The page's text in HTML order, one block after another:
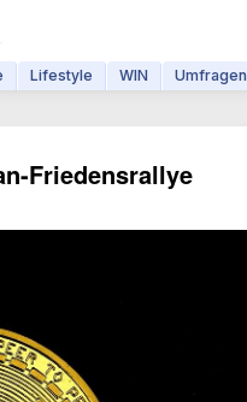
Lifestyle WIN Umfragen
Friedensrallye